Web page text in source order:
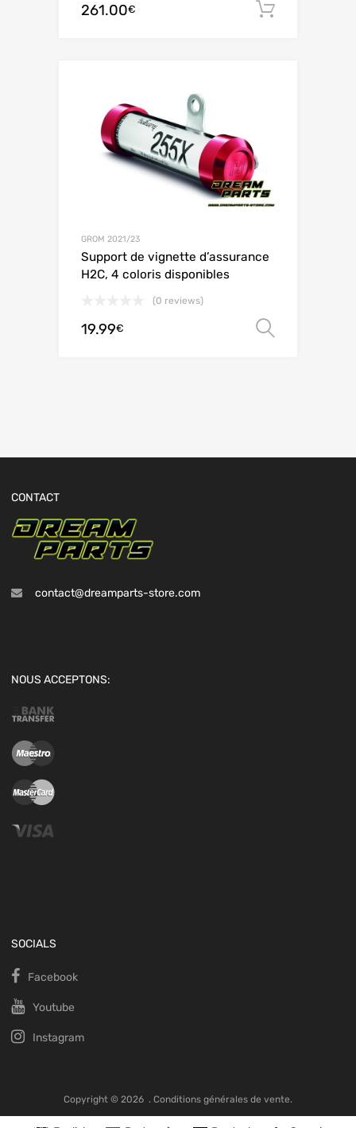
261.00€
GROM 2021/23
Support de vignette d’assurance
H2C, 4 coloris disponibles
(0 reviews)
19.99€
CONTACT
contact@dreamparts-store.com
NOUS ACCEPTONS:
SOCIALS
Facebook
Youtube
Instagram
Copyright © 2026 . Conditions générales de vente.